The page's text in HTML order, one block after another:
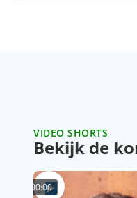
VIDEO SHORTS
Bekijk de
00:00